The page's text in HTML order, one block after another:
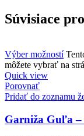
Súvisiace
Výber možností
môžete vybrať na
Quick view
Porovnať
Pridať do zoznamu
Garniža Guľa